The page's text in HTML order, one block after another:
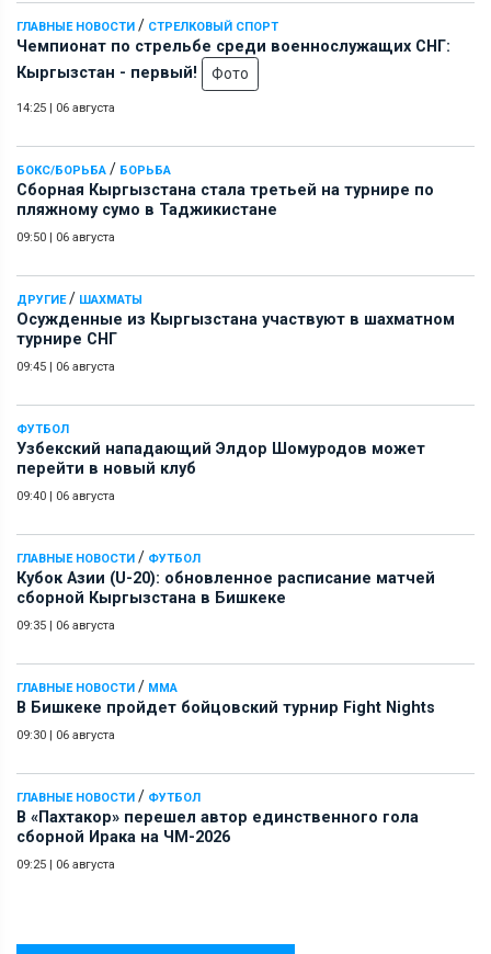
ГЛАВНЫЕ НОВОСТИ / СТРЕЛКОВЫЙ СПОРТ
Чемпионат по стрельбе среди военнослужащих СНГ:
Кыргызстан - первый!
Фото
14:25 | 06 августа
БОКС/БОРЬБА / БОРЬБА
Сборная Кыргызстана стала третьей на турнире по
пляжному сумо в Таджикистане
09:50 | 06 августа
ДРУГИЕ/ ШАХМАТЫ
Осужденные из Кыргызстана участвуют в шахматном
турнире СНГ
09:45 | 06 августа
ФУТБОЛ
Узбекский нападающий Элдор Шомуродов может
перейти в новый клуб
09:40 | 06 августа
ГЛАВНЫЕ НОВОСТИ / ФУТБОЛ
Кубок Азии (U-20): обновленное расписание матчей
сборной Кыргызстана в Бишкеке
09:35 | 06 августа
ГЛАВНЫЕ НОВОСТИ / ММА
В Бишкеке пройдет бойцовский турнир Fight Nights
09:30 | 06 августа
ГЛАВНЫЕ НОВОСТИ / ФУТБОЛ
В «Пахтакор» перешел автор единственного гола
сборной Ирака на ЧМ-2026
09:25 | 06 августа